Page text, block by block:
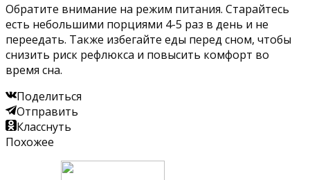
Обратите внимание на режим питания. Старайтесь
есть небольшими порциями 4-5 раз в день и не
переедать. Также избегайте еды перед сном, чтобы
снизить риск рефлюкса и повысить комфорт во
время сна.
Поделиться
Отправить
Класснуть
Похожее